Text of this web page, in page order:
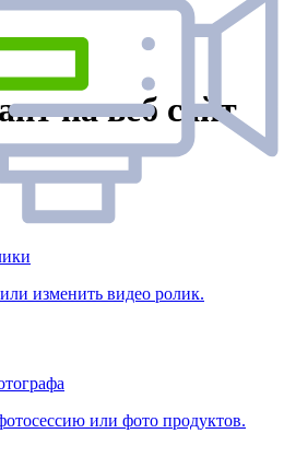
изменить видео ролик.
или фото продуктов.
на веб сайт